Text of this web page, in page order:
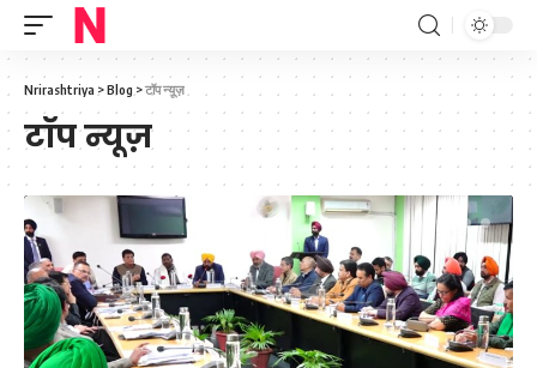
Nrirashtriya >Blog >टॉप न्यूज़
टॉप न्यूज़